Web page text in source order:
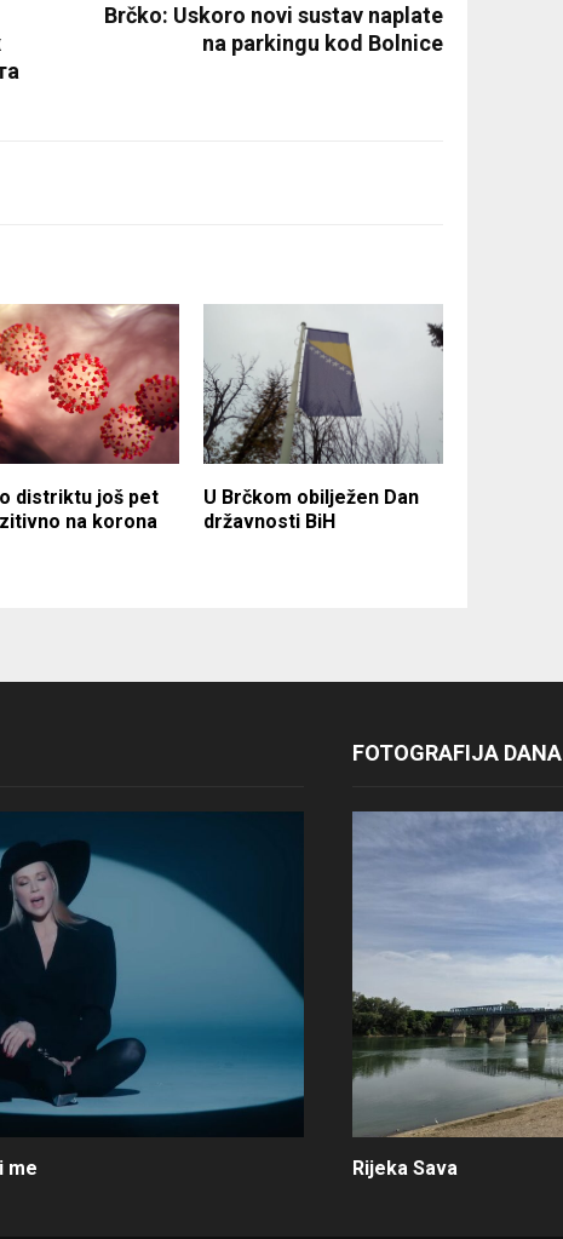
Brčko: Uskoro novi sustav naplate
na parkingu kod Bolnice
distriktu još pet
na korona
U Brčkom obilježen Dan
državnosti BiH
me
FOTOGRAFIJA DANA
Rijeka Sava